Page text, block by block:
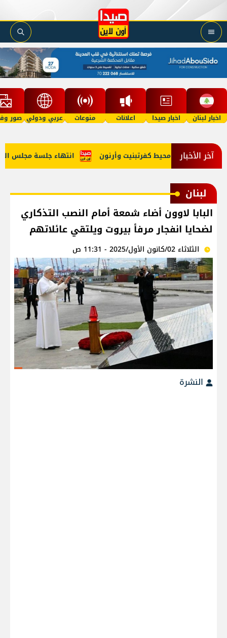
اخبار لبنان اخبار صيدا اعلانات منوعات عربي ودولي صور
آخر الأخبار انتهاء جلسة مجلس في محيط كفرتبنيت وأرنون
لبنان
البابا لاوون أضاء شمعة أمام النصب التذكاري
لضحايا انفجار مرفأ بيروت ويلتقي عائلاتهم
الثلاثاء 02/كانون الأول/2025 - 11:31 ص
النشرة